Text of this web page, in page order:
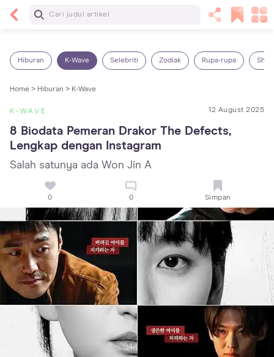
Baca Selanjutnya
Hiburan K-Wave Selebriti Zodiak Rupa-rupa
Home > Hiburan > K-Wave
K-WAVE 12 August 2025
8 Biodata Pemeran Drakor The Defects,
Lengkap dengan Instagram
Salah satunya ada Won Jin A
0 0 Simpan